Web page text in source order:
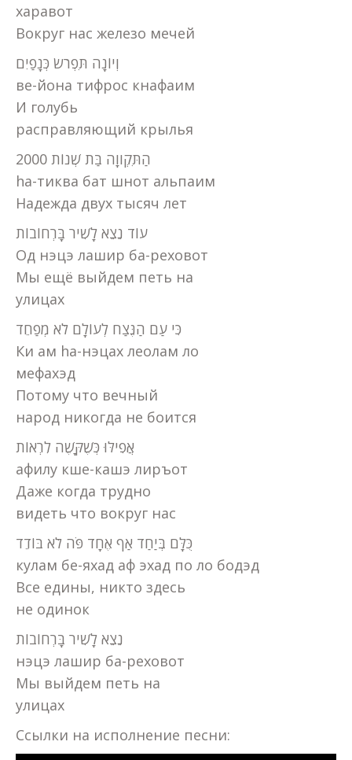
харавот
Вокруг нас железо мечей
וְיוֹנָה תִּפְרֹשׂ כְּנָפַיִם
ве-йона тифрос кнафаим
И голубь
расправляющий крылья
הַתִּקְווָה בַּת שְׁנוֹת 2000
hа-тиква бат шнот альпаим
Надежда двух тысяч лет
עוֹד נֵצֵא לָשִׁיר בָּרְחוֹבוֹת
Од нэцэ лашир ба-реховот
Мы ещё выйдем петь на
улицах
כִּי עַם הַנֶּצַח לְעוֹלָם לֹא מְפַחֵד
Ки ам hа-нэцах леолам ло
мефахэд
Потому что вечный
народ никогда не боится
אֲפִילּוּ כְּשֶׁקָּשֶׁה לִרְאוֹת
афилу кше-кашэ лиръот
Даже когда трудно
видеть что вокруг нас
כֻּלָּם בְּיַחַד אַף אֶחָד פֹּה לֹא בּוֹדֵד
кулам бе-яхад аф эхад по ло бодэд
Все едины, никто здесь
не одинок
נֵצֵא לָשִׁיר בָּרְחוֹבוֹת
нэцэ лашир ба-реховот
Мы выйдем петь на
улицах
Ссылки на исполнение песни: